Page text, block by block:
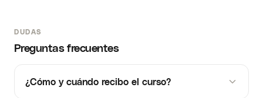
DUDAS
Preguntas frecuentes
¿Cómo y cuándo recibo el curso?